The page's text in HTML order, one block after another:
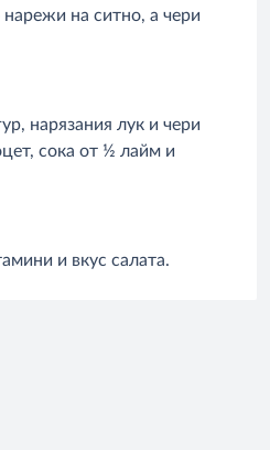
на ситно, а чери
нарязания лук и чери
сока от ½ лайм и
и вкус салата.